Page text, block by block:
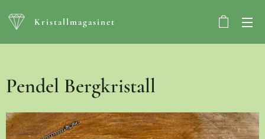
Kristallmagasinet
Pendel Bergkristall